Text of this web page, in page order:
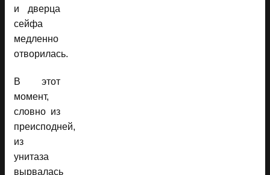
и дверца
сейфа
медленно
отворилась.
В этот
момент,
словно из
преисподней,
из
унитаза
вырвалась